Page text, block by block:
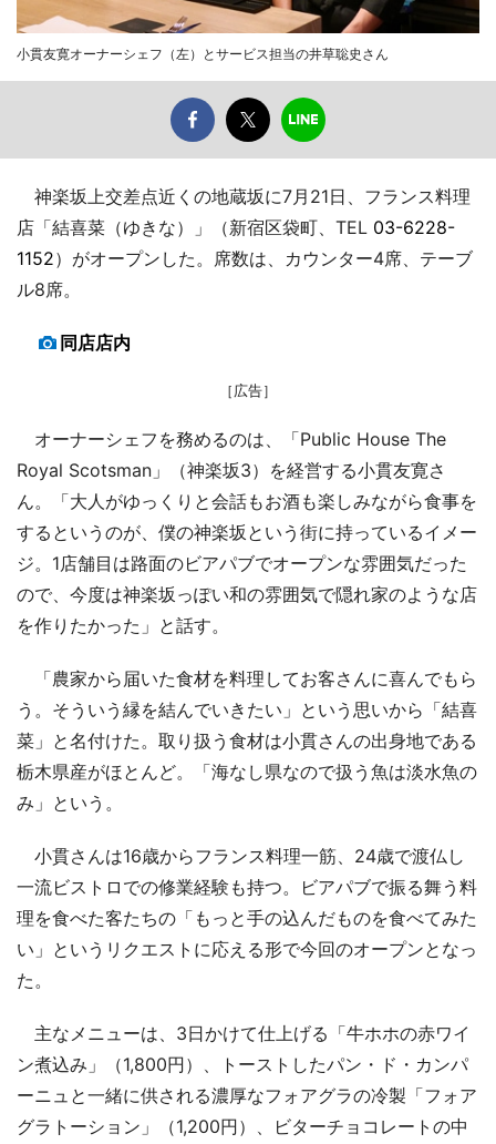
小貫友寛オーナーシェフ（左）とサービス担当の井草聡史さん
神楽坂上交差点近くの地蔵坂に7月21日、フランス料理
店「結喜菜（ゆきな）」（新宿区袋町、TEL 03-6228-
1152）がオープンした。席数は、カウンター4席、テーブ
ル8席。
同店店内
［広告］
オーナーシェフを務めるのは、「Public House The
Royal Scotsman」（神楽坂3）を経営する小貫友寛さ
ん。「大人がゆっくりと会話もお酒も楽しみながら食事を
するというのが、僕の神楽坂という街に持っているイメー
ジ。1店舗目は路面のビアパブでオープンな雰囲気だった
ので、今度は神楽坂っぽい和の雰囲気で隠れ家のような店
を作りたかった」と話す。
「農家から届いた食材を料理してお客さんに喜んでもら
う。そういう縁を結んでいきたい」という思いから「結喜
菜」と名付けた。取り扱う食材は小貫さんの出身地である
栃木県産がほとんど。「海なし県なので扱う魚は淡水魚の
み」という。
小貫さんは16歳からフランス料理一筋、24歳で渡仏し
一流ビストロでの修業経験も持つ。ビアパブで振る舞う料
理を食べた客たちの「もっと手の込んだものを食べてみた
い」というリクエストに応える形で今回のオープンとなっ
た。
主なメニューは、3日かけて仕上げる「牛ホホの赤ワイ
ン煮込み」（1,800円）、トーストしたパン・ド・カンパ
ーニュと一緒に供される濃厚なフォアグラの冷製「フォア
グラトーション」（1,200円）、ビターチョコレートの中